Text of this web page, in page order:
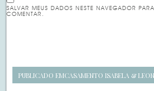
SALVAR MEUS DADOS NESTE NAVEGADOR
COMENTAR.
PUBLICADO EMCASAMENTO ISABELA &